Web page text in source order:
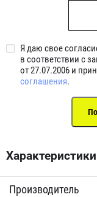
Я даю свое
в соответствии с
от 27.07.2006 и
соглашения.
Характеристики
Производитель